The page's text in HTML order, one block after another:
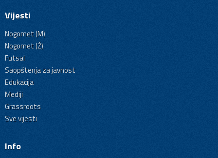
Vijesti
Nogomet (M)
Nogomet (Ž)
Futsal
Saopštenja za javnost
Edukacija
Mediji
Grassroots
Sve vijesti
Info